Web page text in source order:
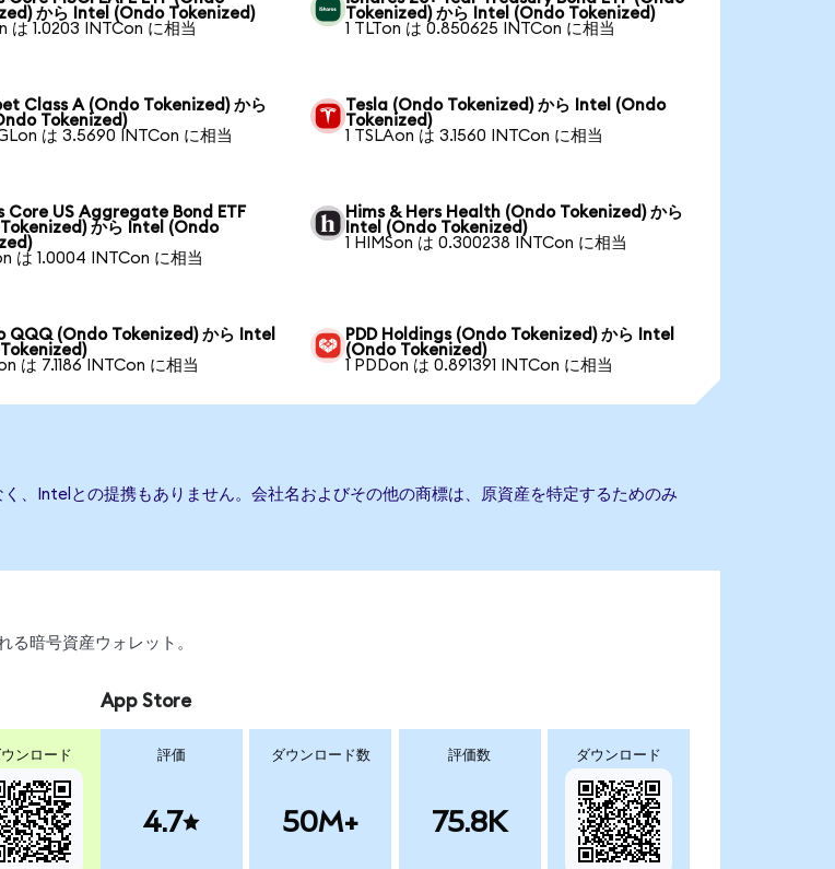
から Intel (Ondo Tokenized)
は 1.0203 INTCon に相当
Tokenized) から Intel (Ondo Tokenized)
1 TLTon は 0.850625 INTCon に相当
Class A (Ondo Tokenized) から
Tokenized)
は 3.5690 INTCon に相当
Tesla (Ondo Tokenized) から Intel (Ondo
Tokenized)
1 TSLAon は 3.1560 INTCon に相当
Core US Aggregate Bond ETF
から Intel (Ondo
は 1.0004 INTCon に相当
Hims & Hers Health (Ondo Tokenized) から
Intel (Ondo Tokenized)
1 HIMSon は 0.300238 INTCon に相当
QQQ (Ondo Tokenized) から Intel
は 7.1186 INTCon に相当
PDD Holdings (Ondo Tokenized) から Intel
(Ondo Tokenized)
1 PDDon は 0.891391 INTCon に相当
、Intelとの提携もありません。会社名およびその他の商標は、原資産を特定するためのみ
暗号資産ウォレット。
ンロード
App Store
評価
4.7
ダウンロード数
50M+
評価数
75.8K
ダウンロード